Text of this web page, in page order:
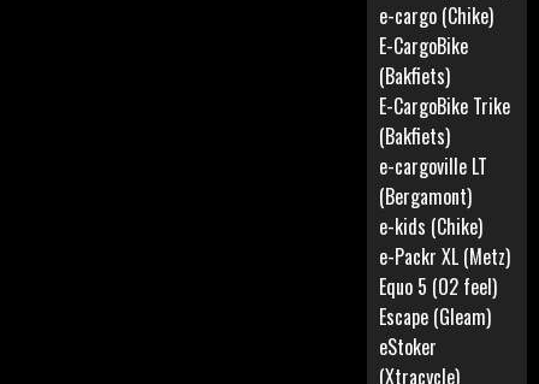
e-cargo (Chike)
E-CargoBike
(Bakfiets)
E-CargoBike Trike
(Bakfiets)
e-cargoville LT
(Bergamont)
e-kids (Chike)
e-Packr XL (Metz)
Equo 5 (O2 feel)
Escape (Gleam)
eStoker
(Xtracycle)